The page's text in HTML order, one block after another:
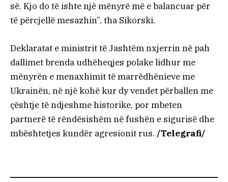
së. Kjo do të ishte një mënyrë më e balancuar për
të përcjellë mesazhin”, tha Sikorski.
Deklaratat e ministrit të Jashtëm nxjerrin në pah
dallimet brenda udhëheqjes polake lidhur me
mënyrën e menaxhimit të marrëdhënieve me
Ukrainën, në një kohë kur dy vendet përballen me
çështje të ndjeshme historike, por mbeten
partnerë të rëndësishëm në fushën e sigurisë dhe
mbështetjes kundër agresionit rus. /Telegrafi/